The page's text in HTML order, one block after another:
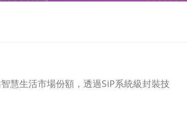
慧生活市場份額，透過SiP系統級封裝技